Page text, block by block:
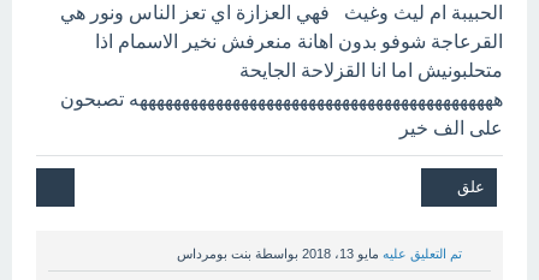
الحبيبة ام ليث وغيث فهي العزازة اي تعز الناس ونور هي
القرعاجة شوفو بدون اهانة منعرفش نخير الاسمام اذا
متحلبونيش اما انا القزلاحة الجايحة
هههههههههههههههههههههههههههههههههههههههههههه تصبحون
على الف خير
تم التعليق عليه مايو 13، 2018 بواسطة بنت بومرداس